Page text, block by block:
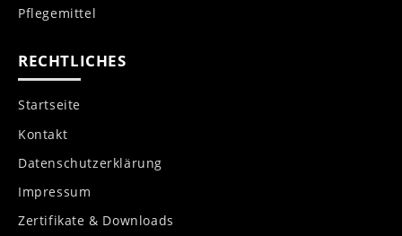
Pflegemittel
RECHTLICHES
Startseite
Kontakt
Datenschutzerklärung
Impressum
Zertifikate & Downloads